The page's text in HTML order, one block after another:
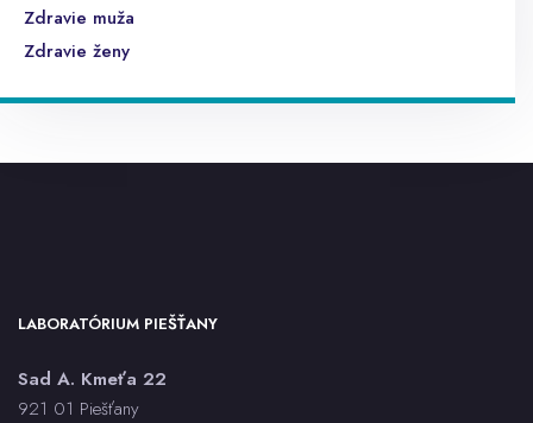
Zdravie muža
Zdravie ženy
LABORATÓRIUM PIEŠŤANY
Sad A. Kmeťa 22
921 01 Piešťany